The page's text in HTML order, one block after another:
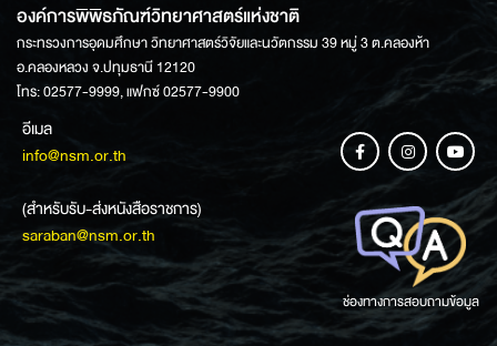
องค์การพิพิธภัณฑ์วิทยาศาสตร์แห่งชาติ
กระทรวงการอุดมศึกษา วิทยาศาสตร์วิจัยและนวัตกรรม 39 หมู่ 3 ต.คลองห้า
อ.คลองหลวง จ.ปทุมธานี 12120
โทร: 02577-9999, แฟกซ์ 02577-9900
อีเมล
info@nsm.or.th
(สำหรับรับ-ส่งหนังสือราชการ)
saraban@nsm.or.th
ช่องทางการสอบถามข้อมูล